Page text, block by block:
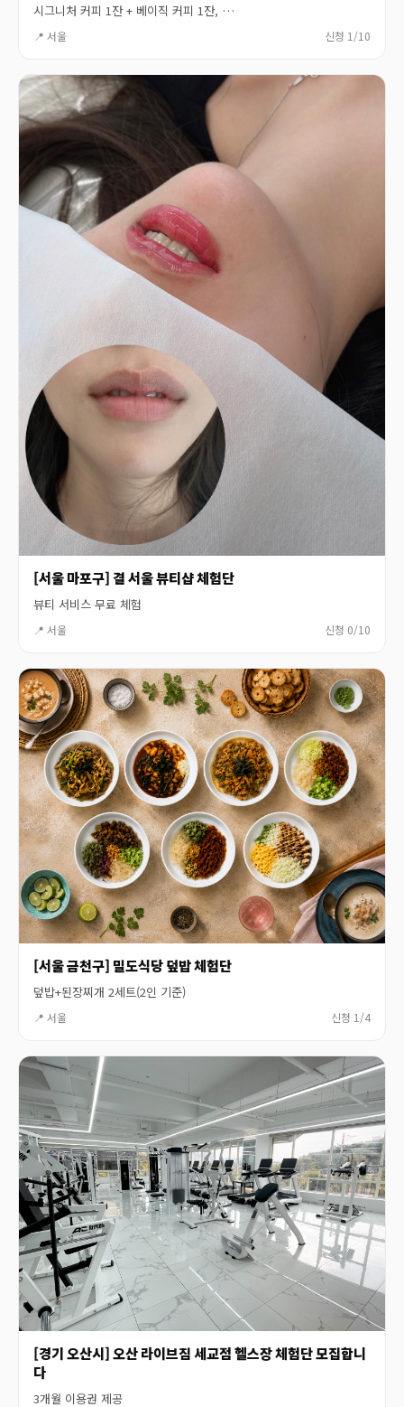
시그니처 커피 1잔 + 베이직 커피 1잔, …
📍 서울 신청 1/10
[서울 마포구] 결 서울 뷰티샵 체험단
뷰티 서비스 무료 체험
📍 서울 신청 0/10
[서울 금천구] 밀도식당 덮밥 체험단
덮밥+된장찌개 2세트(2인 기준)
📍 서울 신청 1/4
[경기 오산시] 오산 라이브짐 세교점 헬스장 체험단 모집합니
다
3개월 이용권 제공